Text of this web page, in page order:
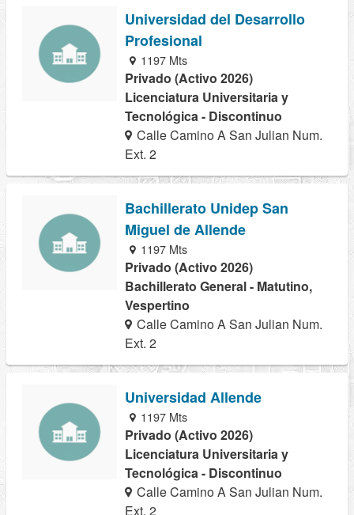
Universidad del Desarrollo
Profesional
1197 Mts
Privado (Activo 2026)
Licenciatura Universitaria y
Tecnológica - Discontinuo
Calle Camino A San Julian Num.
Ext. 2
Bachillerato Unidep San
Miguel de Allende
1197 Mts
Privado (Activo 2026)
Bachillerato General - Matutino,
Vespertino
Calle Camino A San Julian Num.
Ext. 2
Universidad Allende
1197 Mts
Privado (Activo 2026)
Licenciatura Universitaria y
Tecnológica - Discontinuo
Calle Camino A San Julian Num.
Ext. 2